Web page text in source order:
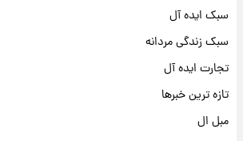
سبک ایده آل
سبک زندگی مردانه
تجارت ایده آل
تازه ترین خبرها
مبل ال